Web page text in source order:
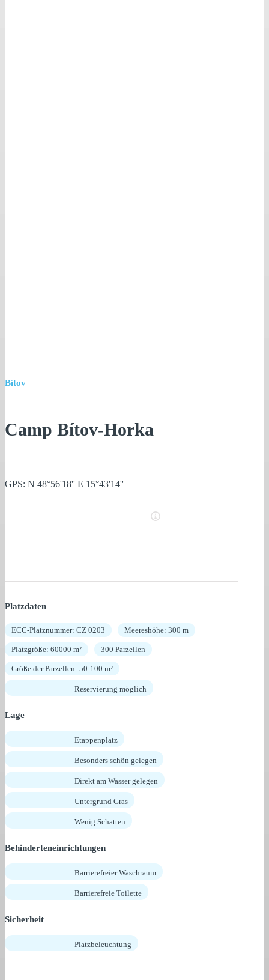
Bítov
Camp Bítov-Horka
GPS: N 48°56'18'' E 15°43'14''
Platzdaten
ECC-Platznummer: CZ 0203 Meereshöhe: 300 m
Platzgröße: 60000 m² 300 Parzellen
Größe der Parzellen: 50-100 m²
Reservierung möglich
Lage
Etappenplatz
Besonders schön gelegen
Direkt am Wasser gelegen
Untergrund Gras
Wenig Schatten
Behinderteneinrichtungen
Barrierefreier Waschraum
Barrierefreie Toilette
Sicherheit
Platzbeleuchtung